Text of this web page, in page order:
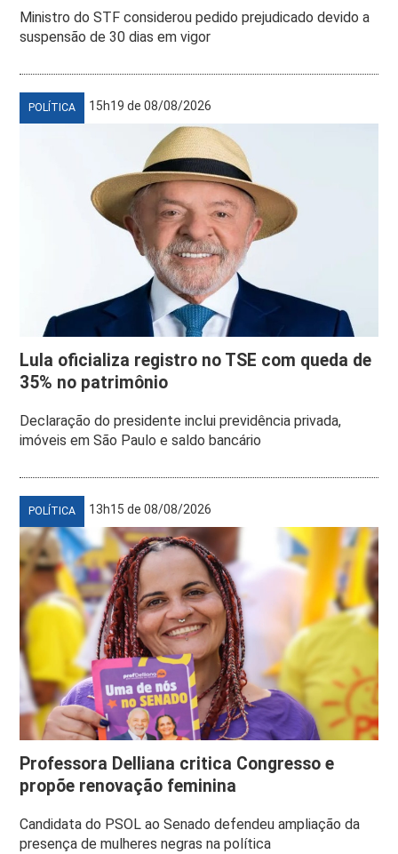
Ministro do STF considerou pedido prejudicado devido a
suspensão de 30 dias em vigor
POLÍTICA 15h19 de 08/08/2026
Lula oficializa registro no TSE com queda de
35% no patrimônio
Declaração do presidente inclui previdência privada,
imóveis em São Paulo e saldo bancário
POLÍTICA 13h15 de 08/08/2026
Professora Delliana critica Congresso e
propõe renovação feminina
Candidata do PSOL ao Senado defendeu ampliação da
presença de mulheres negras na política